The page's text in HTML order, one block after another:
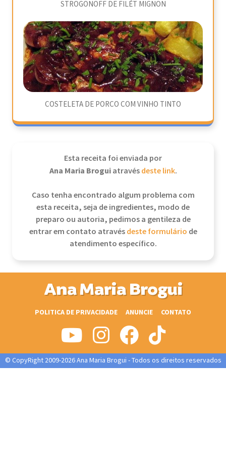
STROGONOFF DE FILÉT MIGNON
COSTELETA DE PORCO COM VINHO TINTO
Esta receita foi enviada por
Ana Maria Broguiatravésdeste link.
Caso tenha encontrado algum problema com
esta receita, seja de ingredientes, modo de
preparo ou autoria, pedimos a gentileza de
entrar em contato atravésdeste formulário de
atendimento específico.
Ana Maria Brogui
POLITICA DE PRIVACIDADE ANUNCIE CONTATO
© CopyRight 2009-2026 Ana Maria Brogui - Todos os direitos reservados